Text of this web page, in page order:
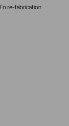
En re-fabrication